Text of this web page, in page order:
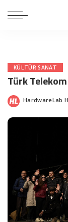
KÜLTÜR SANAT
Türk
Posted
HardwareLab